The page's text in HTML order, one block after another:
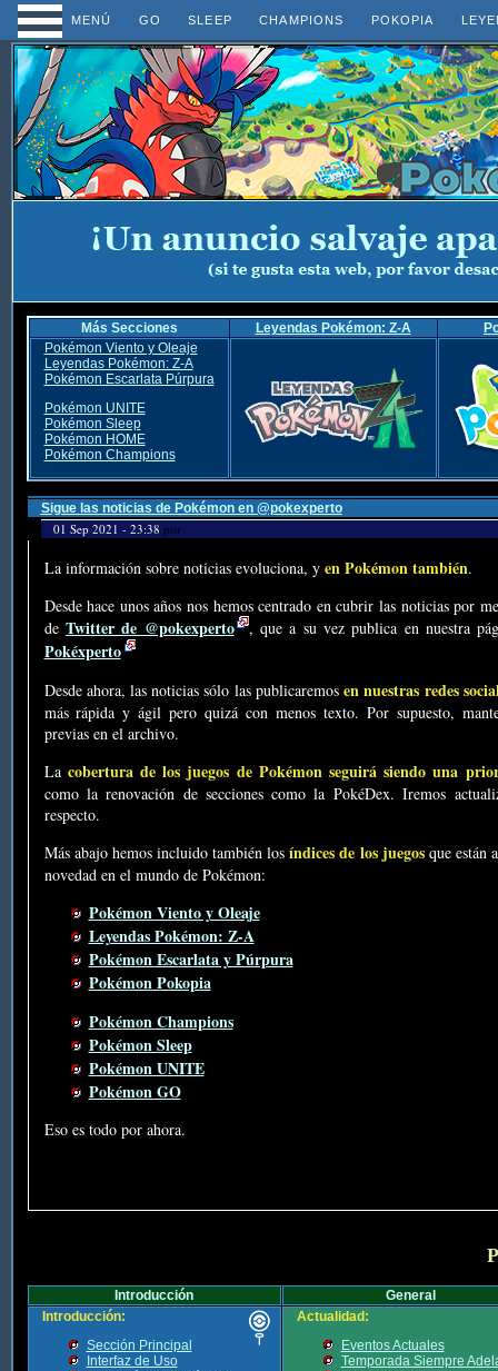
MENÚ GO SLEEP CHAMPIONS POKOPIA
Más Secciones Leyendas Pokémon: Z-A
Pokémon Viento y Oleaje
Leyendas Pokémon: Z-A
Pokémon Escarlata Púrpura
Pokémon UNITE
Pokémon Sleep
Pokémon HOME
Pokémon Champions
Sigue las noticias de Pokémon en @pokexperto
01 Sep 2021 - 23:38 por
La información sobre noticias evoluciona, y en Pokémon también.
Desde hace unos años nos hemos centrado en cubrir las noticias por
de Twitter de @pokexperto , que a su vez publica en nuestra
Pokéxperto
Desde ahora, las noticias sólo las publicaremosen nuestras redes
más rápida y ágil pero quizá con menos texto. Por supuesto,
previas en el archivo.
La cobertura de los juegos de Pokémon seguirá siendo una
como la renovación de secciones como la PokéDex. Iremos
respecto.
Más abajo hemos incluido también losíndices de los juegosque están
novedad en el mundo de Pokémon:
Pokémon Viento y Oleaje
Leyendas Pokémon: Z-A
Pokémon Escarlata y Púrpura
Pokémon Pokopia
Pokémon Champions
Pokémon Sleep
Pokémon UNITE
Pokémon GO
Eso es todo por ahora.
Introducción
General
Introducción:
Sección Principal
Interfaz de Uso
Actualidad:
Eventos Actuales
Temporada Siempre